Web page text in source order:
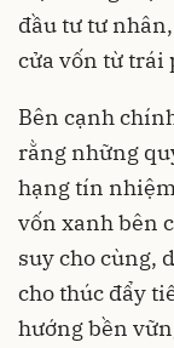
đầu tư tư
cửa vốn từ trái
Bên cạnh
rằng những
hạng tín
vốn xanh bên
suy cho cùng,
cho thúc đẩy
hướng bền